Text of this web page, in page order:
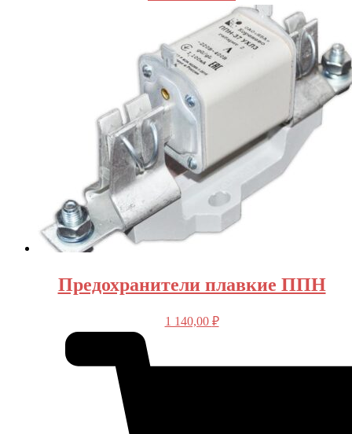
Предохранители плавкие ППН
1 140,00 ₽